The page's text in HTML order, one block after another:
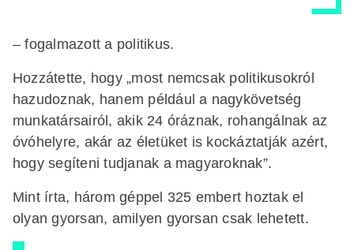
– fogalmazott a politikus.
Hozzátette, hogy „most nemcsak politikusokról
hazudoznak, hanem például a nagykövetség
munkatársairól, akik 24 óráznak, rohangálnak az
óvóhelyre, akár az életüket is kockáztatják azért,
hogy segíteni tudjanak a magyaroknak”.
Mint írta, három géppel 325 embert hoztak el
olyan gyorsan, amilyen gyorsan csak lehetett.